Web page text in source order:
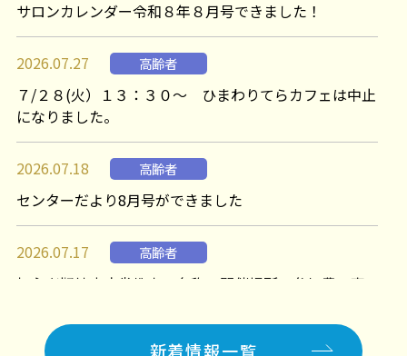
ボランティアルームの使用状況
助成金情報
ボランティア情報（リンク集）
認知症サポーター養成講座
西区災害ボランティアセンター
サロンカレンダー令和８年８月号できました！
2026.07.27 高齢者
７/２８(火）１３：３０～ ひまわりてらカフェは中止
になりました。
2026.07.18 高齢者
センターだより8月号ができました
2026.07.17 高齢者
初心者靭健康麻雀教室の名称・開催場所・参加費の変
新着情報一覧